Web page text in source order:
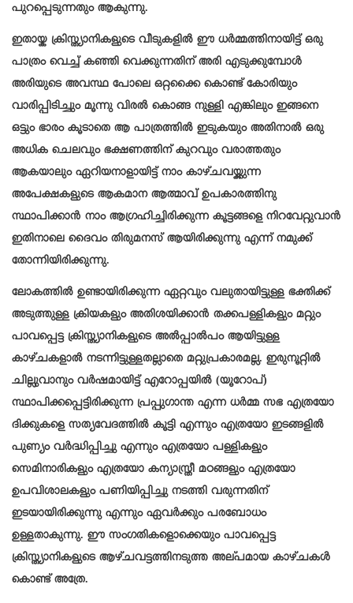
പുറപ്പെടുന്നതും ആകുന്നു.
ഇതായ്ക ക്രിസ്ത്യാനികളുടെ വീടുകളിൽ ഈ ധർമ്മത്തിനായിട്ട് ഒരു
പാത്രം വെച്ച് കഞ്ഞി വെക്കുന്നതിന് അരി എടുക്കുമ്പോൾ
അരിയുടെ അവസ്ഥ പോലെ ഒറ്റക്കൈ കൊണ്ട് കോരിയും
വാരിപ്പിടിച്ചും മൂന്നു വിരൽ കൊങ്ങ നുള്ളി എങ്കിലും ഇങ്ങനെ
ഒട്ടും ഭാരം കൂടാതെ ആ പാത്രത്തിൽ ഇടുകയും അതിനാൽ ഒരു
അധിക ചെലവും ഭക്ഷണത്തിന് കുറവും വരാത്തതും
ആകയാലും ഏറിയനാളായിട്ട് നാം കാഴ്ചവയ്ക്കുന്ന
അപേക്ഷകളുടെ ആകമാന ആത്മാവ് ഉപകാരത്തിനു
സ്ഥാപിക്കാൻ നാം ആഗ്രഹിച്ചിരിക്കുന്ന കൂട്ടങ്ങളെ നിറവേറ്റുവാൻ
ഇതിനാലെ ദൈവം തിരുമനസ് ആയിരിക്കുന്നു എന്ന് നമുക്ക്
തോന്നിയിരിക്കുന്നു.
ലോകത്തിൽ ഉണ്ടായിരിക്കുന്ന ഏറ്റവും വലുതായിട്ടുള്ള ഭക്തിക്ക്
അടുത്തുള്ള ക്രിയകളും അതിശയിക്കാൻ തക്കപള്ളികളും മറ്റും
പാവപ്പെട്ട ക്രിസ്ത്യാനികളുടെ അൽപ്പാൽപം ആയിട്ടുള്ള
കാഴ്ചകളാൽ നടന്നിട്ടുള്ളതല്ലാതെ മറ്റുപ്രകാരമല്ല. ഇരുനൂറ്റിൽ
ചില്ലുവാനും വർഷമായിട്ട് എറോപ്പയിൽ (യൂറോപ്)
സ്ഥാപിക്കപ്പെട്ടിരിക്കുന്ന പ്രപ്പുഗാന്ത എന്ന ധർമ്മ സഭ എത്രയോ
ദിക്കുകളെ സത്യവേദത്തിൽ കൂട്ടി എന്നും എത്രയോ ഇടങ്ങളിൽ
പുണ്യം വർദ്ധിപ്പിച്ചു എന്നും എത്രയോ പള്ളികളും
സെമിനാരികളും എത്രയോ കന്യാസ്ത്രീ മഠങ്ങളും എത്രയോ
ഉപവിശാലകളും പണിയിപ്പിച്ചു നടത്തി വരുന്നതിന്
ഇടയായിരിക്കുന്നു എന്നും ഏവർക്കും പരബോധം
ഉള്ളതാകുന്നു. ഈ സംഗതികളൊക്കെയും പാവപ്പെട്ട
ക്രിസ്ത്യാനികളുടെ ആഴ്ചവട്ടത്തിനടുത്ത അല്പമായ കാഴ്ചകൾ
കൊണ്ട് അത്രേ.